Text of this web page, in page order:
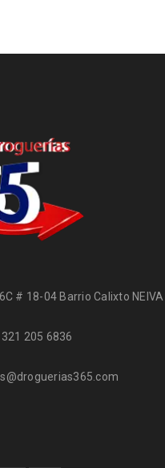
# 18-04 Barrio Calixto NEIVA
205 6836